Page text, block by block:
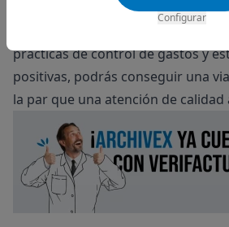
gestión de los proveedores son
prácticas de control de gastos y
positivas, podrás conseguir una
la par que una atención de calidad
Configurar